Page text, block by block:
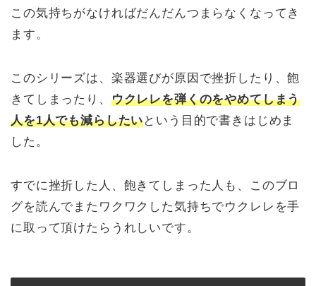
この気持ちがなければだんだんつまらなくなってき
ます。
このシリーズは、楽器選びが原因で挫折したり、飽
きてしまったり、 ウクレレを弾くのをやめてしまう
人を1人でも減らしたいという目的で書きはじめま
した。
すでに挫折した人、飽きてしまった人も、このブロ
グを読んでまたワクワクした気持ちでウクレレを手
に取って頂けたらうれしいです。